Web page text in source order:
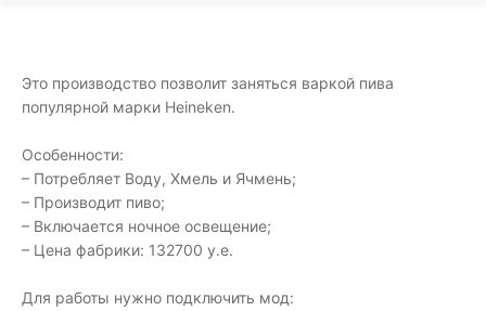
Это производство позволит заняться варкой пива
популярной марки Heineken.
Особенности:
– Потребляет Воду, Хмель и Ячмень;
– Производит пиво;
– Включается ночное освещение;
– Цена фабрики: 132700 у.е.
Для работы нужно подключить мод: